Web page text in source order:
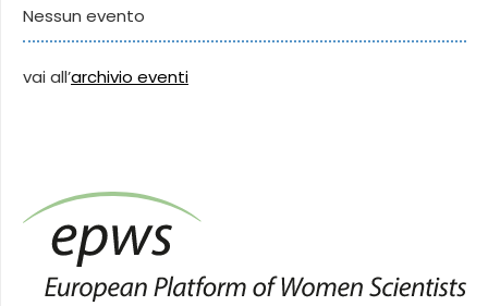
Nessun evento
vai all’archivio eventi